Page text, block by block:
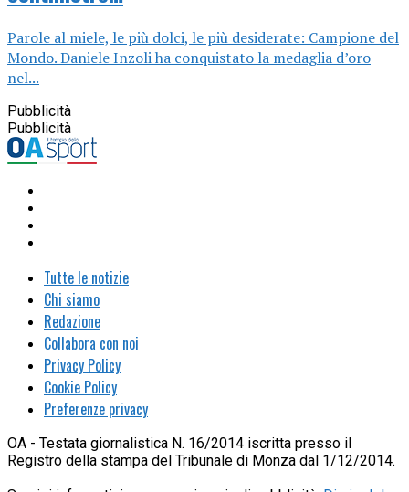
Parole al miele, le più dolci, le più desiderate: Campione del
Mondo. Daniele Inzoli ha conquistato la medaglia d’oro
nel...
Pubblicità
Pubblicità
Tutte le notizie
Chi siamo
Redazione
Collabora con noi
Privacy Policy
Cookie Policy
Preferenze privacy
OA - Testata giornalistica N. 16/2014 iscritta presso il
Registro della stampa del Tribunale di Monza dal 1/12/2014.